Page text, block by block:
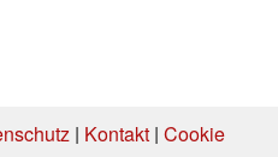
| Kontakt| Cookie